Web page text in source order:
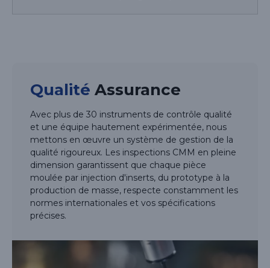
Qualité Assurance
Avec plus de 30 instruments de contrôle qualité
et une équipe hautement expérimentée, nous
mettons en œuvre un système de gestion de la
qualité rigoureux. Les inspections CMM en pleine
dimension garantissent que chaque pièce
moulée par injection d'inserts, du prototype à la
production de masse, respecte constamment les
normes internationales et vos spécifications
précises.